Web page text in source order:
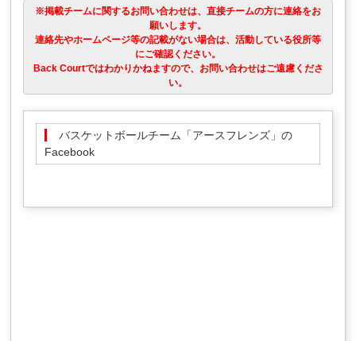
※掲載チームに関するお問い合わせは、直接チームの方に連絡をお
願いします。
連絡先やホームページ等の記載がない場合は、活動している役所等
にご確認ください。
Back Courtではわかりかねますので、お問い合わせはご遠慮くださ
い。
バスケットボールチーム「アースフレンズ」の
Facebook